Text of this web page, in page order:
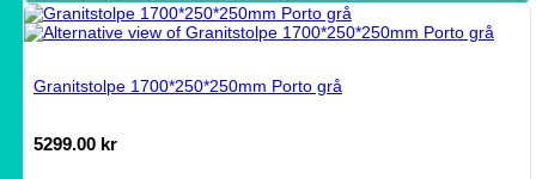
Granitstolpe 1700*250*250mm Porto grå
5299.00 kr